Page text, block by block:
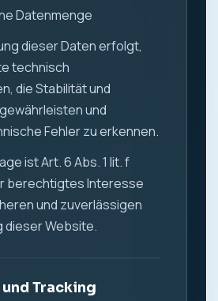
Datenmenge
dieser Daten erfolgt,
technisch
die Stabilität und
und
Fehler zu erkennen.
ist Art. 6 Abs. 1 lit. f
berechtigtes Interesse
und zuverlässigen
dieser Website.
Tracking